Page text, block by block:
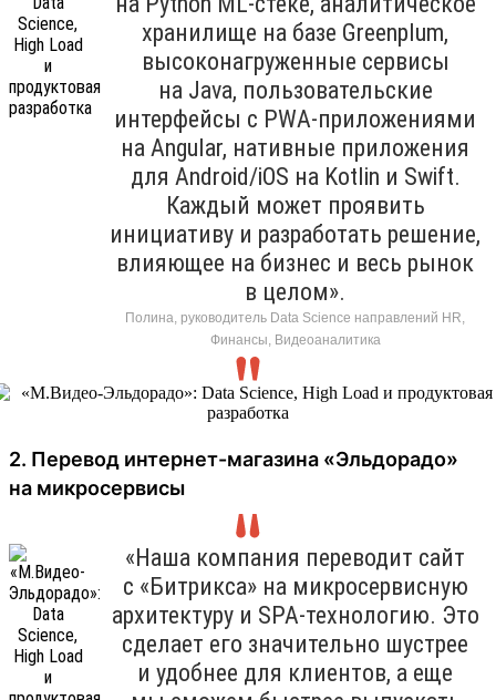
хранилище на базе Greenplum,
высоконагруженные сервисы
на Java, пользовательские
интерфейсы с PWA-приложениями
на Angular, нативные приложения
для Android/iOS на Kotlin и Swift.
Каждый может проявить
инициативу и разработать решение,
влияющее на бизнес и весь рынок
в целом».
Полина, руководитель Data Science направлений HR,
Финансы, Видеоаналитика
2. Перевод интернет-магазина «Эльдорадо»
на микросервисы
«Наша компания переводит сайт
с «Битрикса» на микросервисную
архитектуру и SPA-технологию. Это
сделает его значительно шустрее
и удобнее для клиентов, а еще